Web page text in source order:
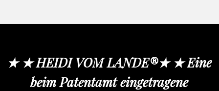
★ ★ HEIDI VOM LANDE®★ ★ Eine
beim Patentamt eingetragene